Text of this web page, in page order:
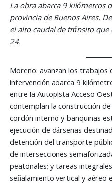
La obra abarca 9 kilómetros
provincia de Buenos Aires.
el alto caudal de tránsito
24.
Moreno: avanzan los trabajos
intervención abarca 9
entre la Autopista Acceso
contemplan la construcción
cordón interno y banquinas
ejecución de dársenas
detención del transporte
de intersecciones
peatonales; y tareas
señalamiento vertical y aéreo